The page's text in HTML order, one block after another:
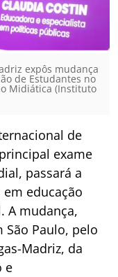
expôs mudança
de Estudantes no
Midiática (Instituto
de
exame
passará a
educação
A mudança,
Paulo, pelo
Madriz, da
e